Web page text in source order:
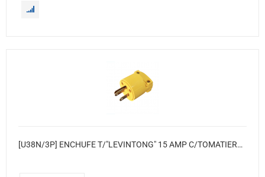
[U38N/3P] ENCHUFE T/"LEVINTONG" 15 AMP C/TOMATIERRA BAQUELITA LISO AMARILLO, MASTER 400